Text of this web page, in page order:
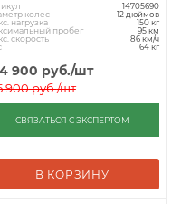
14705690
колес 12 дюймов
нагрузка 150 кг
пробег 95 км
скорость 86 км/ч
64 кг
900 руб./шт
900руб./шт
СВЯЗАТЬСЯ С ЭКСПЕРТОМ
В КОРЗИНУ